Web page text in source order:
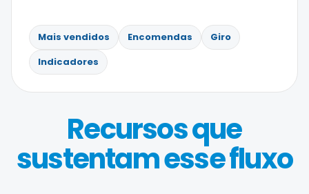
Mais vendidos Encomendas
Giro
Indicadores
Recursos que
sustentam esse fluxo